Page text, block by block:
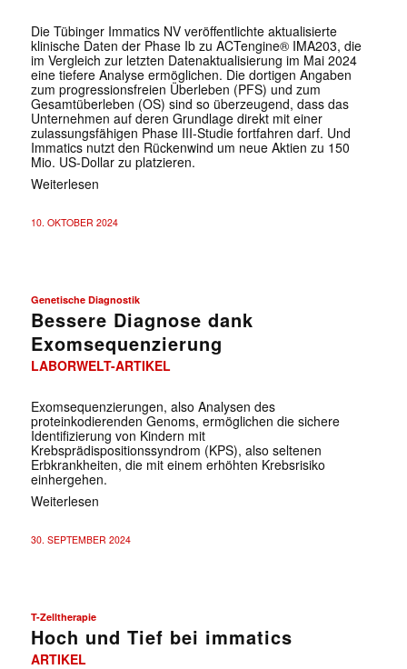
Die Tübinger Immatics NV veröffentlichte aktualisierte
klinische Daten der Phase Ib zu ACTengine® IMA203, die
im Vergleich zur letzten Datenaktualisierung im Mai 2024
eine tiefere Analyse ermöglichen. Die dortigen Angaben
zum progressionsfreien Überleben (PFS) und zum
Gesamtüberleben (OS) sind so überzeugend, dass das
Unternehmen auf deren Grundlage direkt mit einer
zulassungsfähigen Phase III-Studie fortfahren darf. Und
Immatics nutzt den Rückenwind um neue Aktien zu 150
Mio. US-Dollar zu platzieren.
Weiterlesen
10. OKTOBER 2024
Genetische Diagnostik
Bessere Diagnose dank
Exomsequenzierung
LABORWELT-ARTIKEL
Exomsequenzierungen, also Analysen des
proteinkodierenden Genoms, ermöglichen die sichere
Identifizierung von Kindern mit
Krebsprädispositionssyndrom (KPS), also seltenen
Erbkrankheiten, die mit einem erhöhten Krebsrisiko
einhergehen.
Weiterlesen
30. SEPTEMBER 2024
T-Zelltherapie
Hoch und Tief bei immatics
ARTIKEL